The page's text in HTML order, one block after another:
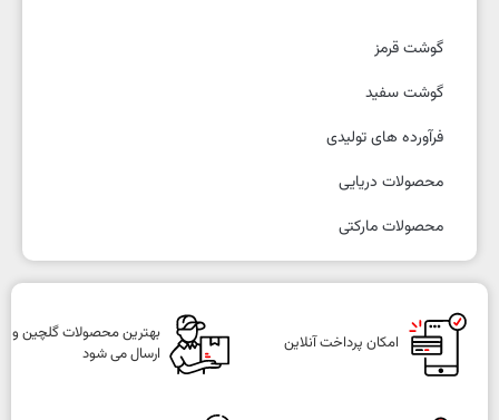
گوشت قرمز
گوشت سفید
فرآورده های تولیدی
محصولات دریایی
محصولات مارکتی
امکان پرداخت آنلاین
بهترین محصولات گلچین و
ارسال می شود